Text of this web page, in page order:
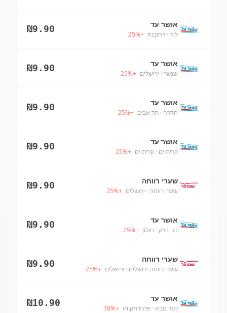
אושר עד
לוד · רחובות +
25%
₪9.90
אושר עד
שמגר · ירושלים +
25%
₪9.90
אושר עד
חדרה · תל אביב +
25%
₪9.90
אושר עד
קרית ים · קרית ים +
25%
₪9.90
שערי רווחה
שערי רווחה · ירושלים +
25%
₪9.90
אושר עד
בני ברק · חולון +
25%
₪9.90
שערי רווחה
שערי רווחה ירושלים · ירושלים +
25%
₪9.90
אושר עד
כפר סבא · פתח תקווה +
38%
₪10.90